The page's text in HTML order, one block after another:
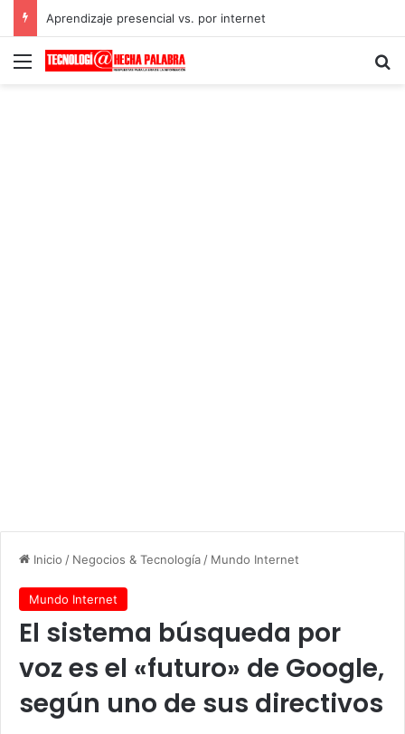
Aprendizaje presencial vs. por internet
Menú
Inicio / Negocios & Tecnología / Mundo Internet
Mundo Internet
El sistema búsqueda por
voz es el «futuro» de Google,
según uno de sus directivos